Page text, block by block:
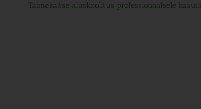
Taimekaitse aluskoolitus professionaalsele